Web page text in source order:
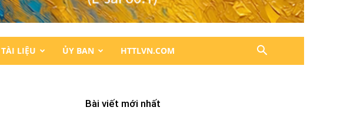
TÀI LIỆU ỦY BAN HTTLVN.COM
Bài viết mới nhất